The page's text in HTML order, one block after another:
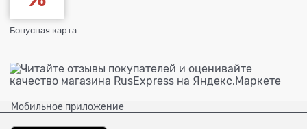
Бонусная карта
Мобильное приложение